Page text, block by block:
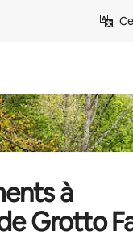
à
Grotto